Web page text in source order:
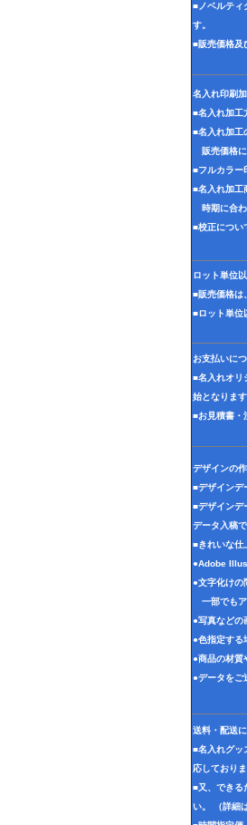
■ノベルティ
す。
■販売価格及
名入れ印刷
■名入れ加工
■名入れ加工
販売価格に
■フルカラー
■名入れ加工
時期に合わ
■校正につい
ロット単位
■販売価格は
■ロット単位
お支払いに
■名入れオリ
始となります
■お見積書・
デザインの
■デザインデ
■デザインデ
データ入稿
■きれいな仕
●Adobe
●文字化けの
一部でもア
●写真などの
●色指定する
●商品の材質
●データをご
送料・配送
■名入れグッ
応しておりま
■又、できる
い。 （詳細